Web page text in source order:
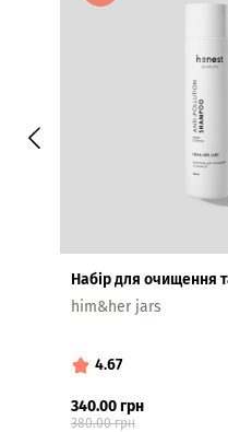
Набір для очищення
him&her jars
4.67
380.00 грн
340.00 грн